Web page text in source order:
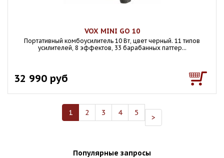
VOX MINI GO 10
Портативный комбоусилитель 10 Вт, цвет черный. 11 типов
усилителей, 8 эффектов, 33 барабанных паттер...
32 990 руб
1 2 3 4 5
>
Популярные запросы